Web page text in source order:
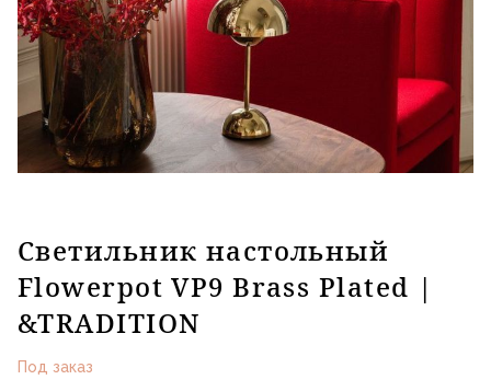
Светильник настольный
Flowerpot VP9 Brass Plated |
&TRADITION
Под заказ